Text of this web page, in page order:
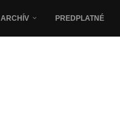
ARCHÍV PREDPLATNÉ